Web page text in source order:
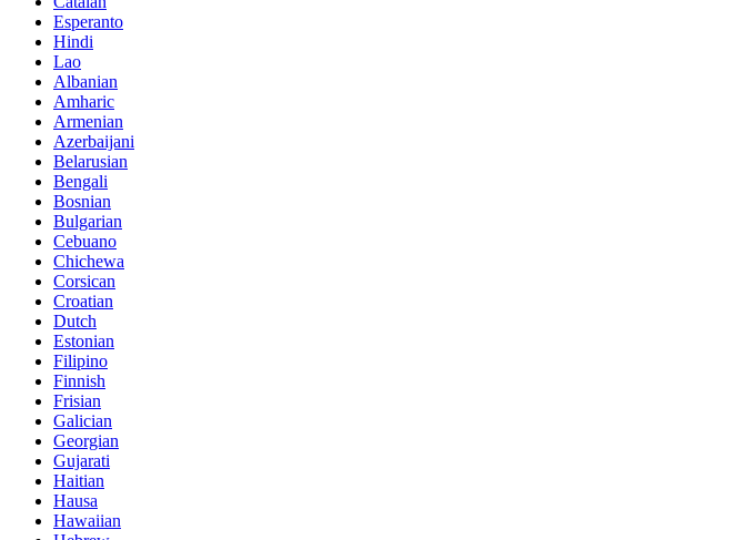
Esperanto
Hindi
Lao
Albanian
Amharic
Armenian
Azerbaijani
Belarusian
Bengali
Bosnian
Bulgarian
Cebuano
Chichewa
Corsican
Croatian
Dutch
Estonian
Filipino
Finnish
Frisian
Galician
Georgian
Gujarati
Haitian
Hausa
Hawaiian